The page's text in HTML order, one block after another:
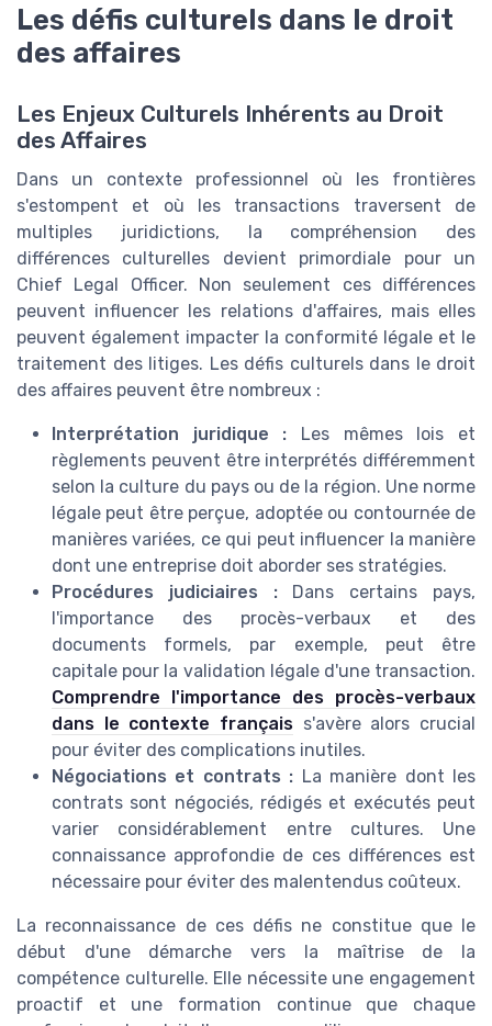
Les défis culturels dans le droit
des affaires
Les Enjeux Culturels Inhérents au Droit
des Affaires
Dans un contexte professionnel où les frontières
s'estompent et où les transactions traversent de
multiples juridictions, la compréhension des
différences culturelles devient primordiale pour un
Chief Legal Officer. Non seulement ces différences
peuvent influencer les relations d'affaires, mais elles
peuvent également impacter la conformité légale et le
traitement des litiges. Les défis culturels dans le droit
des affaires peuvent être nombreux :
Interprétation juridique :
Les mêmes lois et
règlements peuvent être interprétés différemment
selon la culture du pays ou de la région. Une norme
légale peut être perçue, adoptée ou contournée de
manières variées, ce qui peut influencer la manière
dont une entreprise doit aborder ses stratégies.
Procédures judiciaires : Dans certains pays,
l'importance des procès-verbaux et des
documents formels, par exemple, peut être
capitale pour la validation légale d'une transaction.
Comprendre l'importance des procès-verbaux
dans le contexte français s'avère alors crucial
pour éviter des complications inutiles.
Négociations et contrats : La manière dont les
contrats sont négociés, rédigés et exécutés peut
varier considérablement entre cultures. Une
connaissance approfondie de ces différences est
nécessaire pour éviter des malentendus coûteux.
La reconnaissance de ces défis ne constitue que le
début d'une démarche vers la maîtrise de la
compétence culturelle. Elle nécessite une engagement
proactif et une formation continue que chaque